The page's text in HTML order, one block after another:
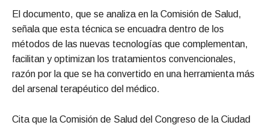
El documento, que se analiza en la Comisión de Salud,
señala que esta técnica se encuadra dentro de los
métodos de las nuevas tecnologías que complementan,
facilitan y optimizan los tratamientos convencionales,
razón por la que se ha convertido en una herramienta más
del arsenal terapéutico del médico.
Cita que la Comisión de Salud del Congreso de la Ciudad